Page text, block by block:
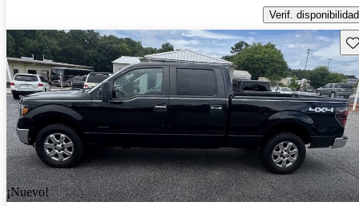
Verif. disponibilidad
¡Nuevo!